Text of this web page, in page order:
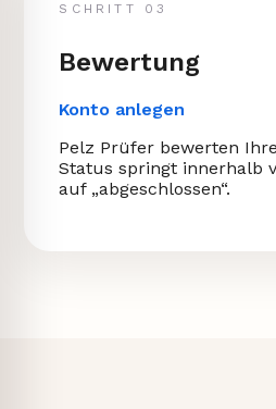
SCHRITT 03
Bewertung
Konto anlegen
Pelz Prüfer bewerten
Status springt innerhalb
auf „abgeschlossen“.